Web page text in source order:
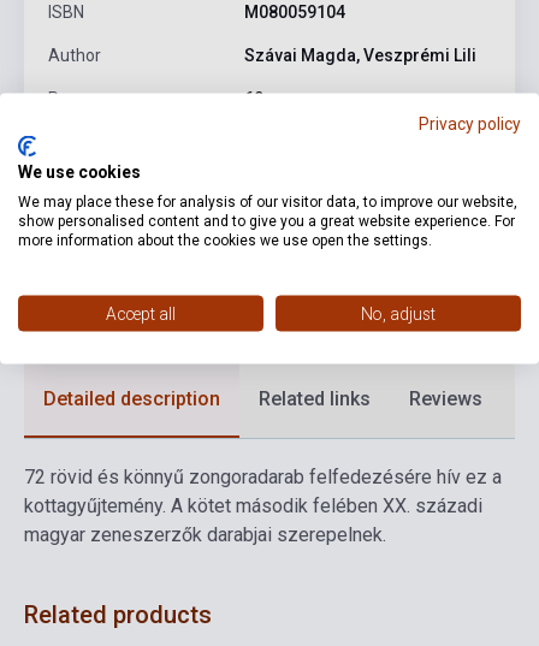
ISBN M080059104
Author Szávai Magda, Veszprémi Lili
Pages 60
Date of publication 1969
Language
Detailed description Related links Reviews
72 rövid és könnyű zongoradarab felfedezésére hív ez a
kottagyűjtemény. A kötet második felében XX. századi
magyar zeneszerzők darabjai szerepelnek.
Related products
Privacy policy
We use cookies
We may place these for analysis of our visitor data, to improve our website,
show personalised content and to give you a great website experience. For
more information about the cookies we use open the settings.
Accept all No, adjust